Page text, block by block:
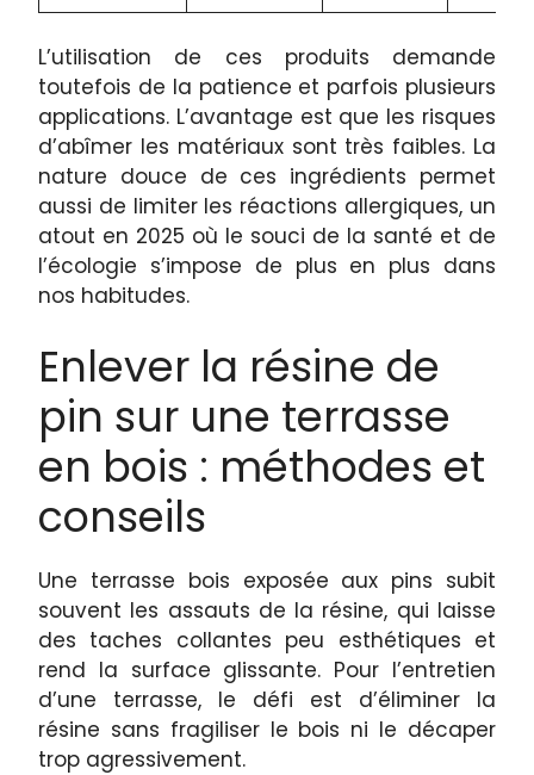
L’utilisation de ces produits demande
toutefois de la patience et parfois plusieurs
applications. L’avantage est que les risques
d’abîmer les matériaux sont très faibles. La
nature douce de ces ingrédients permet
aussi de limiter les réactions allergiques, un
atout en 2025 où le souci de la santé et de
l’écologie s’impose de plus en plus dans
nos habitudes.
Enlever la résine de
pin sur une terrasse
en bois : méthodes et
conseils
Une terrasse bois exposée aux pins subit
souvent les assauts de la résine, qui laisse
des taches collantes peu esthétiques et
rend la surface glissante. Pour l’entretien
d’une terrasse, le défi est d’éliminer la
résine sans fragiliser le bois ni le décaper
trop agressivement.